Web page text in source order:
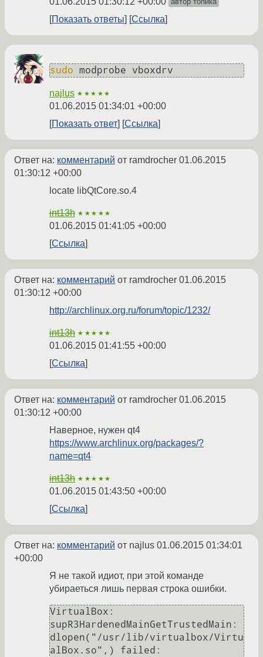
Показать ответы Ссылка
sudo modprobe vboxdrv
najlus ★★★★★
01.06.2015 01:34:01 +00:00
Показать ответ
Ссылка
Ответ на: комментарий от ramdrocher 01.06.2015
01:30:12 +00:00
locate libQtCore.so.4
int13h ★★★★★
01.06.2015 01:41:05 +00:00
Ссылка
Ответ на: комментарий от ramdrocher 01.06.2015
01:30:12 +00:00
http://archlinux.org.ru/forum/topic/1232/
int13h ★★★★★
01.06.2015 01:41:55 +00:00
Ссылка
Ответ на: комментарий от ramdrocher 01.06.2015
01:30:12 +00:00
Наверное, нужен qt4
https://www.archlinux.org/packages/?
name=qt4
int13h ★★★★★
01.06.2015 01:43:50 +00:00
Ссылка
Ответ на: комментарий от najlus 01.06.2015 01:34:01
+00:00
Я не такой идиот, при этой команде
убираеться лишь первая строка ошибки.
VirtualBox:
supR3HardenedMainGetTrustedMain:
dlopen("/usr/lib/virtualbox/Virtu
alBox.so",) failed: